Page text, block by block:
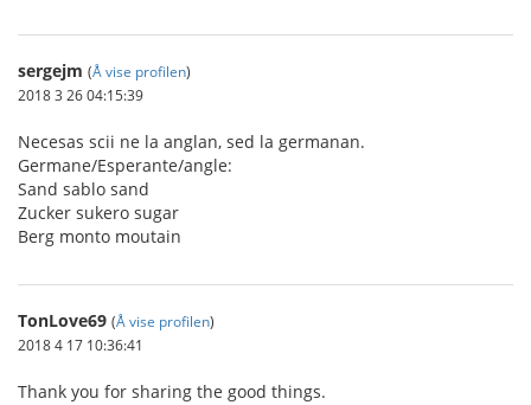
sergejm (Å vise profilen)
2018 3 26 04:15:39
Necesas scii ne la anglan, sed la germanan.
Germane/Esperante/angle:
Sand sablo sand
Zucker sukero sugar
Berg monto moutain
TonLove69 (Å vise profilen)
2018 4 17 10:36:41
Thank you for sharing the good things.